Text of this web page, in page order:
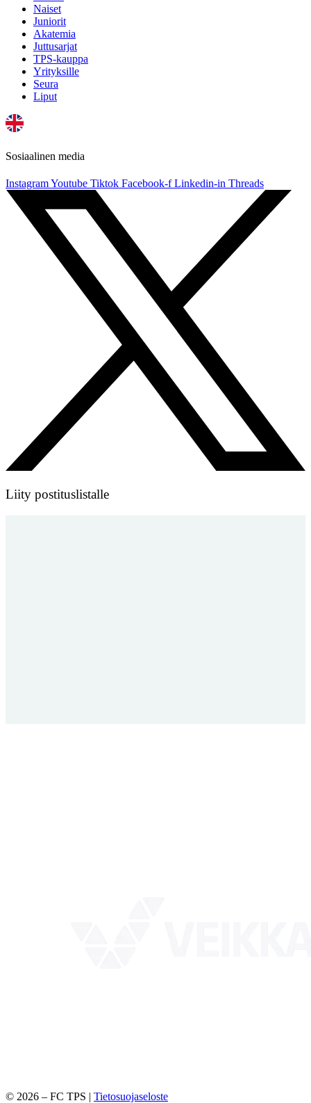
Naiset
Juniorit
Akatemia
Juttusarjat
TPS-kauppa
Yrityksille
Seura
Liput
Sosiaalinen media
InstagramYoutube Tiktok Facebook-f Linkedin-in Threads
Liity postituslistalle
© 2026 – FC TPS | Tietosuojaseloste